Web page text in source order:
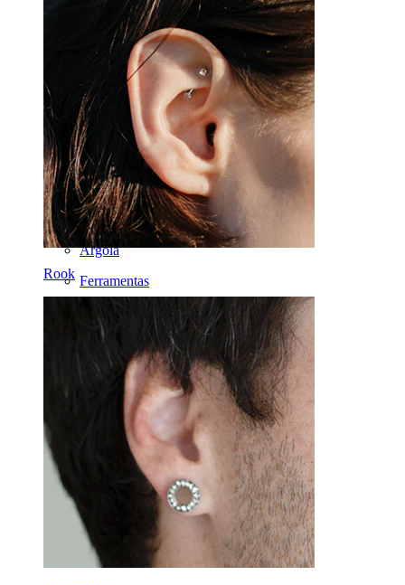
Rook
Língua
Tragos
Barbell
Rook
Daith
Ferradura
Argola
Ferramentas
Lóbulo
Titânio